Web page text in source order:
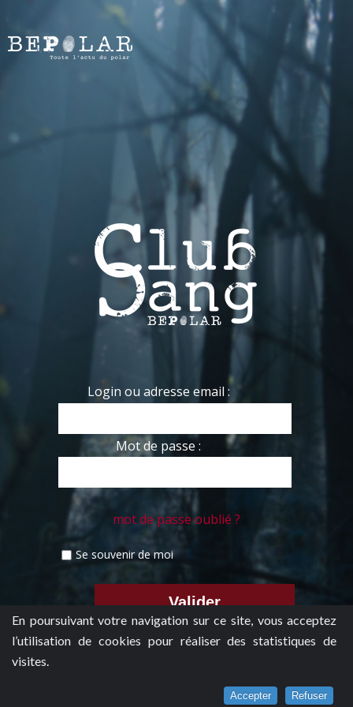
En poursuivant votre navigation sur ce site, vous acceptez
l’utilisation de cookies pour réaliser des statistiques de
visites.
Accepter Refuser
Login ou adresse email :
Mot de passe :
mot de passe oublié ?
Se souvenir de moi